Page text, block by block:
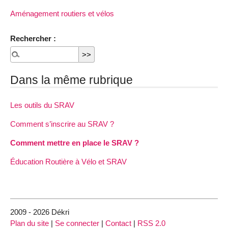
Aménagement routiers et vélos
Rechercher :
Dans la même rubrique
Les outils du SRAV
Comment s’inscrire au SRAV ?
Comment mettre en place le SRAV ?
Éducation Routière à Vélo et SRAV
2009 - 2026 Dékri
Plan du site | Se connecter | Contact | RSS 2.0